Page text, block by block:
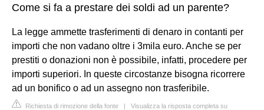
Come si fa a prestare dei soldi ad un parente?
La legge ammette trasferimenti di denaro in contanti per
importi che non vadano oltre i 3mila euro. Anche se per
prestiti o donazioni non è possibile, infatti, procedere per
importi superiori. In queste circostanze bisogna ricorrere
ad un bonifico o ad un assegno non trasferibile.
Richiesta di rimozione della fonte | Visualizza la risposta completa su